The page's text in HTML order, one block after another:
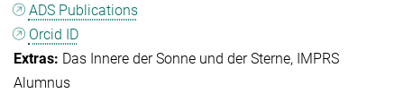
ADS Publications
Orcid ID
Das Innere der Sonne und der Sterne IMPRS
Alumnus